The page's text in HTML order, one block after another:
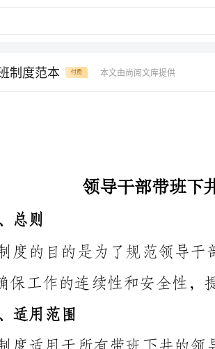
制度范本 付费 本文由尚阅文库提供